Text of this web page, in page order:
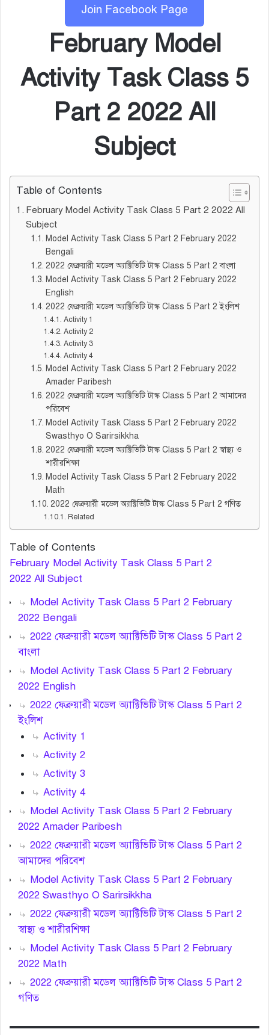
Join Facebook Page
February Model
Activity Task Class 5
Part 2 2022 All
Subject
Table of Contents
February Model Activity Task Class 5 Part 2 2022 All
Subject
Model Activity Task Class 5 Part 2 February 2022
Bengali
2022 ফেব্রুয়ারী মডেল অ্যাক্টিভিটি টাস্ক Class 5 Part 2 বাংলা
Model Activity Task Class 5 Part 2 February 2022
English
2022 ফেব্রুয়ারী মডেল অ্যাক্টিভিটি টাস্ক Class 5 Part 2 ইংলিশ
Activity 1
Activity 2
Activity 3
Activity 4
Model Activity Task Class 5 Part 2 February 2022
Amader Paribesh
2022 ফেব্রুয়ারী মডেল অ্যাক্টিভিটি টাস্ক Class 5 Part 2 আমাদের
পরিবেশ
Model Activity Task Class 5 Part 2 February 2022
Swasthyo O Sarirsikkha
2022 ফেব্রুয়ারী মডেল অ্যাক্টিভিটি টাস্ক Class 5 Part 2 স্বাস্থ্য ও
শারীরশিক্ষা
Model Activity Task Class 5 Part 2 February 2022
Math
2022 ফেব্রুয়ারী মডেল অ্যাক্টিভিটি টাস্ক Class 5 Part 2 গণিত
Related
Table of Contents
February Model Activity Task Class 5 Part 2
2022 All Subject
Model Activity Task Class 5 Part 2 February
2022 Bengali
2022 ফেব্রুয়ারী মডেল অ্যাক্টিভিটি টাস্ক Class 5 Part 2
বাংলা
Model Activity Task Class 5 Part 2 February
2022 English
2022 ফেব্রুয়ারী মডেল অ্যাক্টিভিটি টাস্ক Class 5 Part 2
ইংলিশ
Activity 1
Activity 2
Activity 3
Activity 4
Model Activity Task Class 5 Part 2 February
2022 Amader Paribesh
2022 ফেব্রুয়ারী মডেল অ্যাক্টিভিটি টাস্ক Class 5 Part 2
আমাদের পরিবেশ
Model Activity Task Class 5 Part 2 February
2022 Swasthyo O Sarirsikkha
2022 ফেব্রুয়ারী মডেল অ্যাক্টিভিটি টাস্ক Class 5 Part 2
স্বাস্থ্য ও শারীরশিক্ষা
Model Activity Task Class 5 Part 2 February
2022 Math
2022 ফেব্রুয়ারী মডেল অ্যাক্টিভিটি টাস্ক Class 5 Part 2
গণিত